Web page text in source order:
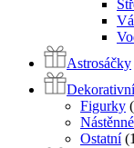
Astrosáčky
Figurky
Ostatní